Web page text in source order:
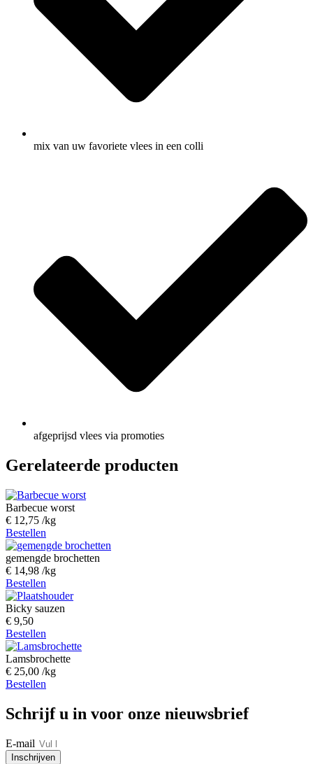
mix van uw favoriete vlees in een colli
afgeprijsd vlees via promoties
Gerelateerde producten
Barbecue worst
€ 12,75 /kg
Bestellen
gemengde brochetten
€ 14,98 /kg
Bestellen
Bicky sauzen
€ 9,50
Bestellen
Lamsbrochette
€ 25,00 /kg
Bestellen
Schrijf u in voor onze nieuwsbrief
E-mail
Inschrijven